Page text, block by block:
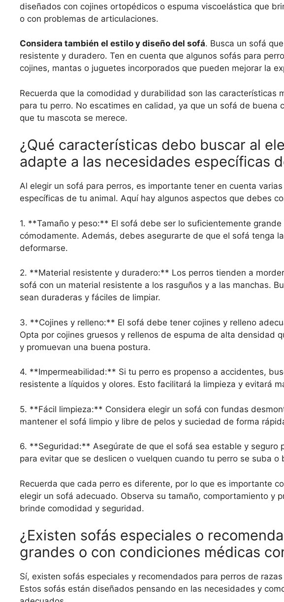
diseñados con cojines ortopédicos o espuma viscoelástica que
o con problemas de articulaciones.
Considera también el estilo y diseño del sofá. Busca un sofá
resistente y duradero. Ten en cuenta que algunos sofás para
cojines, mantas o juguetes incorporados que pueden mejorar la
Recuerda que la comodidad y durabilidad son las características
para tu perro. No escatimes en calidad, ya que un sofá de
que tu mascota se merece.
¿Qué características debo buscar al
adapte a las necesidades específicas
Al elegir un sofá para perros, es importante tener en cuenta
específicas de tu animal. Aquí hay algunos aspectos que debes
1. **Tamaño y peso:** El sofá debe ser lo suficientemente
cómodamente. Además, debes asegurarte de que el sofá tenga
deformarse.
2. **Material resistente y duradero:** Los perros tienden a
sofá con un material resistente a los rasguños y a las manchas.
sean duraderas y fáciles de limpiar.
3. **Cojines y relleno:** El sofá debe tener cojines y relleno
Opta por cojines gruesos y rellenos de espuma de alta densidad
y promuevan una buena postura.
4. **Impermeabilidad:** Si tu perro es propenso a accidentes,
resistente a líquidos y olores. Esto facilitará la limpieza y evitará
5. **Fácil limpieza:** Considera elegir un sofá con fundas
mantener el sofá limpio y libre de pelos y suciedad de forma
6. **Seguridad:** Asegúrate de que el sofá sea estable y seguro
para evitar que se deslicen o vuelquen cuando tu perro se suba o
Recuerda que cada perro es diferente, por lo que es importante
elegir un sofá adecuado. Observa su tamaño, comportamiento y
brinde comodidad y seguridad.
¿Existen sofás especiales o
grandes o con condiciones médicas
Sí, existen sofás especiales y recomendados para perros de
Estos sofás están diseñados pensando en las necesidades y